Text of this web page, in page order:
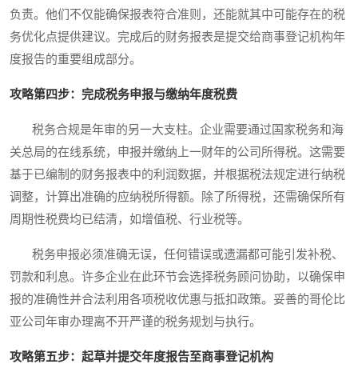
负责。他们不仅能确保报表符合准则，还能就其中可能存在的税
务优化点提供建议。完成后的财务报表是提交给商事登记机构年
度报告的重要组成部分。
攻略第四步：完成税务申报与缴纳年度税费
税务合规是年审的另一大支柱。企业需要通过国家税务和海
关总局的在线系统，申报并缴纳上一财年的公司所得税。这需要
基于已编制的财务报表中的利润数据，并根据税法规定进行纳税
调整，计算出准确的应纳税所得额。除了所得税，还需确保所有
周期性税费均已结清，如增值税、行业税等。
税务申报必须准确无误，任何错误或遗漏都可能引发补税、
罚款和利息。许多企业在此环节会选择税务顾问协助，以确保申
报的准确性并合法利用各项税收优惠与抵扣政策。妥善的哥伦比
亚公司年审办理离不开严谨的税务规划与执行。
攻略第五步：起草并提交年度报告至商事登记机构